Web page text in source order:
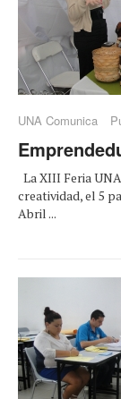
UNA Comunica
La XIII Feria
creatividad, el 5
Abril ...